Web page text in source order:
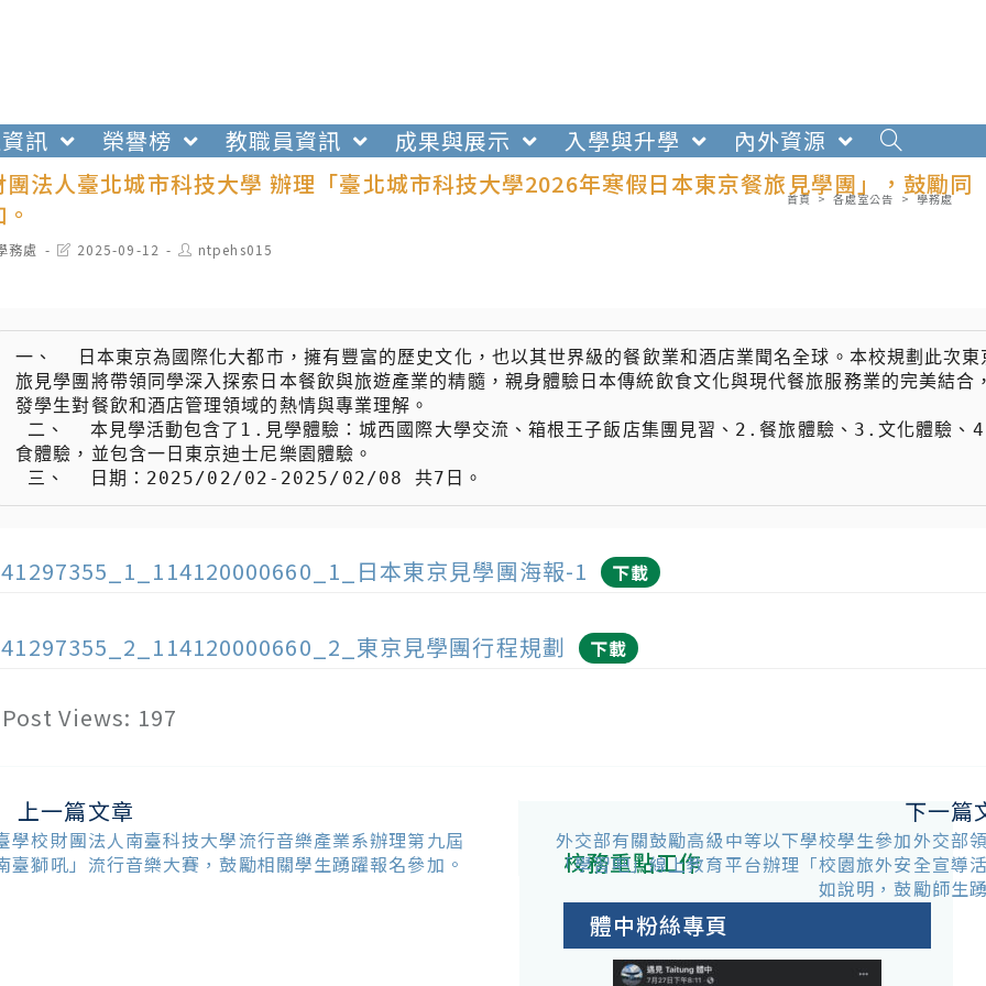
訊 榮譽榜 教職員資訊 成果與展示 入學與升學
內外資源
法人臺北城市科技大學 辦理「臺北城市科技大學2026年寒假日本東京餐旅見學團」，鼓勵同
首頁 > 各處室公告 > 學務處
務處
Post2025-09-12
Post
author:
ntpehs015
一、  日本東京為國際化大都市，擁有豐富的歷史文化，也以其世界級的餐飲業和酒店業聞名全球。本校規劃此次東
旅見學團將帶領同學深入探索日本餐飲與旅遊產業的精髓，親身體驗日本傳統飲食文化與現代餐旅服務業的完美結合
發學生對餐飲和酒店管理領域的熱情與專業理解。
食體驗，並包含一日東京迪士尼樂園體驗。
三、  日期：2025/02/02-2025/02/08 共7日。
日本東京見學團海報-1 下載
東京見學團行程規劃 下載
Post Views: 197
上一篇文章
學校財團法人南臺科技大學流行音樂產業系辦理第九屆
臺獅吼」流行音樂大賽，鼓勵相關學生踴躍報名參加。
下一篇
外交部有關鼓勵高級中等以下學校學生參加外交部
「學習吧」線上教育平台辦理「校園旅外安全宣導
如說明，鼓勵師生
校務重點工作
體中粉絲專頁